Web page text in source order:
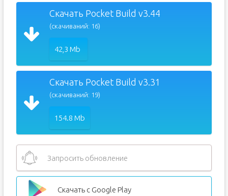
Скачать Pocket Build v3.44
(скачиваний: 16)
42,3 Mb
Скачать Pocket Build v3.31
(скачиваний: 19)
154.8 Mb
Запросить обновление
Скачать с Google Play